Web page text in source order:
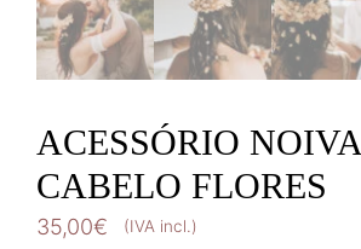
ACESSÓRIO NOIVA
CABELO FLORES
35,00€ (IVA incl.)